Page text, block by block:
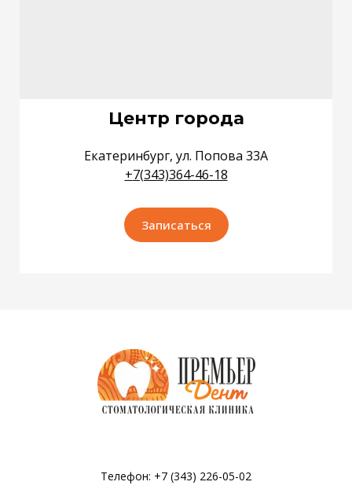
Центр города
Екатеринбург, ул. Попова 33А
+7(343)364-46-18
Записаться
Телефон: +7 (343) 226-05-02